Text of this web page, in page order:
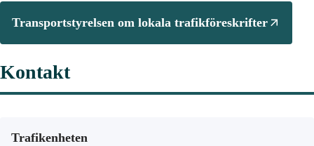
Transportstyrelsen om lokala trafikföreskrifter
Kontakt
Trafikenheten